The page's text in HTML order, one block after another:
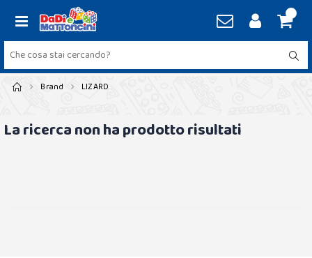
Brand LIZARD
La ricerca non ha prodotto risultati